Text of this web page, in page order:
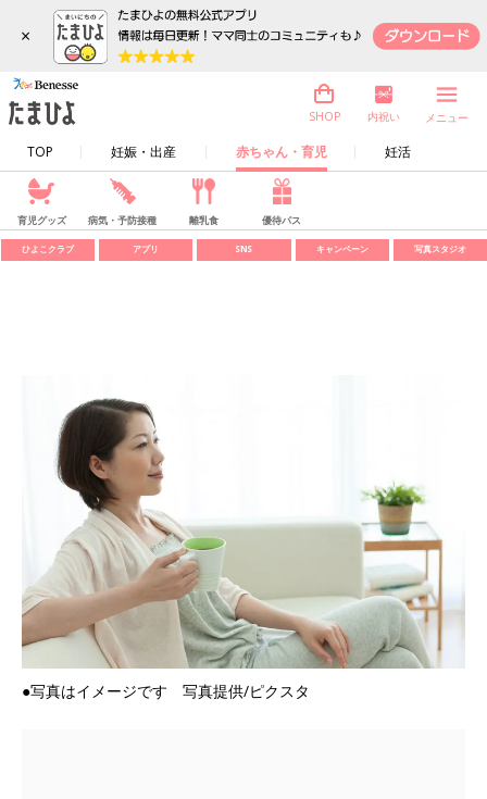
×
TOP 妊娠・出産 赤ちゃん・育児 妊活
SHOP 内祝い メニュー
育児グッズ 病気・予防接種 離乳食 優待パス
ひよこクラブ アプリ SNS キャンペーン 写真スタジオ
●写真はイメージです 写真提供/ピクスタ